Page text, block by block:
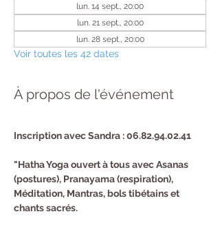
lun. 14 sept., 20:00
lun. 21 sept., 20:00
lun. 28 sept., 20:00
Voir toutes les 42 dates
À propos de l'événement
Inscription avec Sandra : 06.82.94.02.41
"Hatha Yoga ouvert à tous avec Asanas
(postures), Pranayama (respiration),
Méditation, Mantras, bols tibétains et
chants sacrés.